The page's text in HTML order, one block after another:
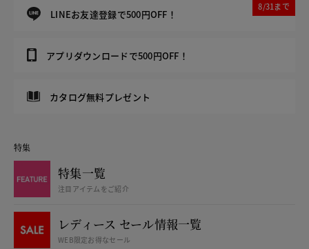
LINEお友達登録で500円OFF！
8/31まで
アプリダウンロードで500円OFF！
カタログ無料プレゼント
特集
特集一覧
注目アイテムをご紹介
レディース セール情報一覧
WEB限定お得なセール